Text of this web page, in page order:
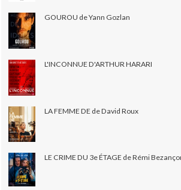
GOUROU de Yann Gozlan
L'INCONNUE D'ARTHUR HARARI
LA FEMME DE de David Roux
LE CRIME DU 3e ÉTAGE de Rémi